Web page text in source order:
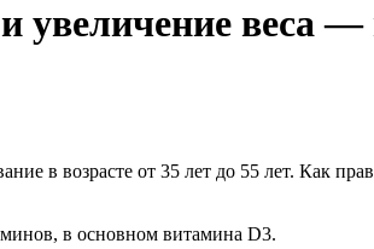
веса —
в возрасте от 35 лет до 55 лет. Как
в основном витамина D3.